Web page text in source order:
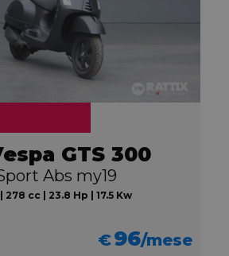
GTS 300
Abs my19
cc | 23.8 Hp | 17.5 Kw
€96/mese